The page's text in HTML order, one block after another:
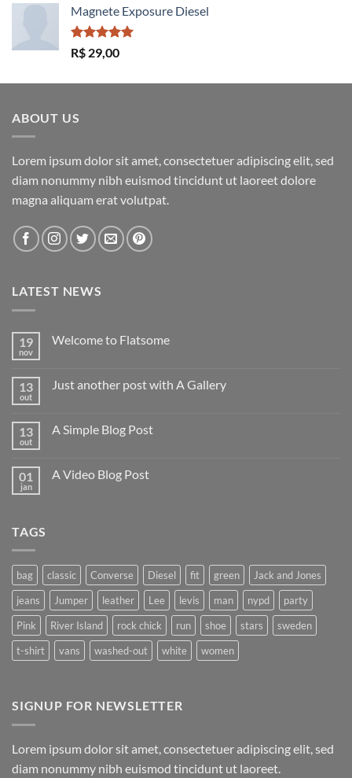
Magnete Exposure Diesel
Avaliação
5.00
de 5
R$ 29,00
ABOUT US
Lorem ipsum dolor sit amet, consectetuer adipiscing elit, sed
diam nonummy nibh euismod tincidunt ut laoreet dolore
magna aliquam erat volutpat.
LATEST NEWS
19
nov
Welcome to Flatsome
Welcome
13
out
Just another post with A Gallery
Just
A
Gallery
13
out
A Simple Blog Post
A
01
jan
A Video Blog Post
TAGS
bag classic Converse Diesel fit green
Jack and Jones
jeans
Jumper leather Lee levis man nypd
party
Pink
River Island rock chick run shoe stars
sweden
t-shirt
vans washed-out white women
SIGNUP FOR NEWSLETTER
Lorem ipsum dolor sit amet, consectetuer adipiscing elit, sed
diam nonummy nibh euismod tincidunt ut laoreet.